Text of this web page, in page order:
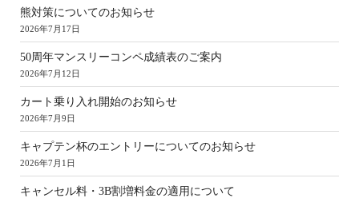
熊対策についてのお知らせ
2026年7月17日
50周年マンスリーコンペ成績表のご案内
2026年7月12日
カート乗り入れ開始のお知らせ
2026年7月9日
キャプテン杯のエントリーについてのお知らせ
2026年7月1日
キャンセル料・3B割増料金の適用について